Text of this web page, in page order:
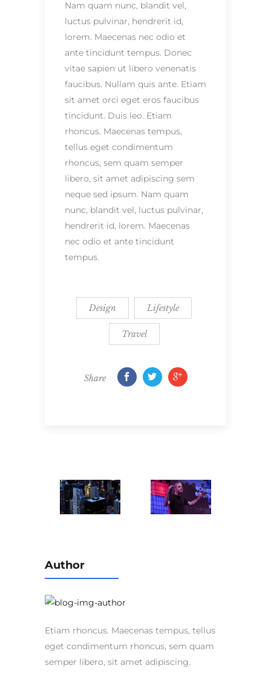
Nam quam nunc, blandit vel,
luctus pulvinar, hendrerit id,
lorem. Maecenas nec odio et
ante tincidunt tempus. Donec
vitae sapien ut libero venenatis
faucibus. Nullam quis ante. Etiam
sit amet orci eget eros faucibus
tincidunt. Duis leo. Etiam
rhoncus. Maecenas tempus,
tellus eget condimentum
rhoncus, sem quam semper
libero, sit amet adipiscing sem
neque sed ipsum. Nam quam
nunc, blandit vel, luctus pulvinar,
hendrerit id, lorem. Maecenas
nec odio et ante tincidunt
tempus.
Design Lifestyle
Travel
Share
Author
Etiam rhoncus. Maecenas tempus, tellus
eget condimentum rhoncus, sem quam
semper libero, sit amet adipiscing.